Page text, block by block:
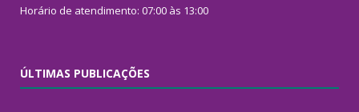
Horário de atendimento: 07:00 às 13:00
ÚLTIMAS PUBLICAÇÕES